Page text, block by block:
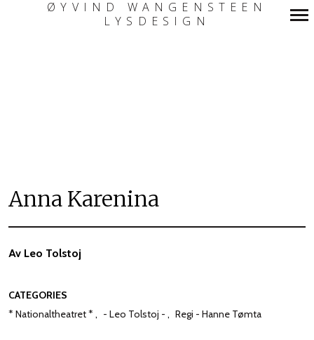
ØYVIND WANGENSTEEN
LYSDESIGN
Anna Karenina
Av Leo Tolstoj
CATEGORIES
* Nationaltheatret *
- Leo Tolstoj - Regi - Hanne Tømta